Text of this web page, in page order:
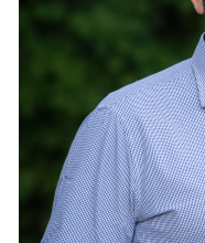
Leben
Startseite
Aktuelles
Online-Schalter
Kontakt